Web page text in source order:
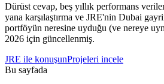
Dürüst cevap, beş yıllık performans
yana karşılaştırma ve JRE'nin Dubai
portföyün neresine uyduğu (ve nereye
2026 için güncellenmiş.
JRE ile konuşunProjeleri incele
Bu sayfada